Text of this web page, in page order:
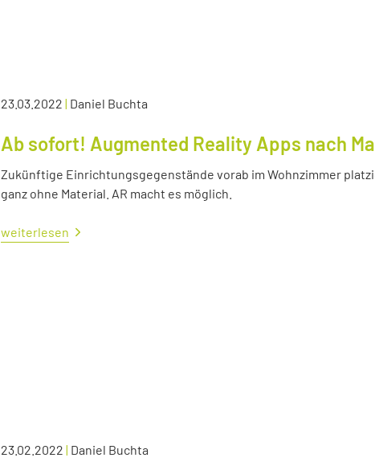
23.03.2022 | Daniel Buchta
Ab sofort! Augmented Reality Apps nach
Zukünftige Einrichtungsgegenstände vorab im Wohnzimmer
ganz ohne Material. AR macht es möglich.
weiterlesen
23.02.2022 | Daniel Buchta